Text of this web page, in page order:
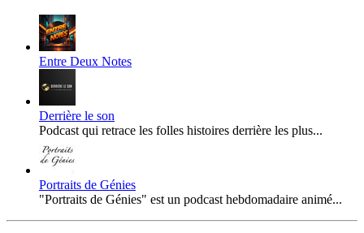
Entre Deux Notes
Derrière le son
Podcast qui retrace les folles histoires derrière les plus...
Portraits de Génies
"Portraits de Génies" est un podcast hebdomadaire animé...